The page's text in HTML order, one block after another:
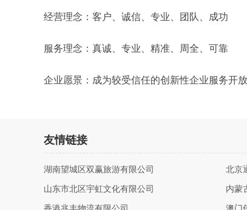
经营理念：客户、诚信、专业、团队、成功
服务理念：真诚、专业、精准、周全、可靠
企业愿景：成为较受信任的创新性企业服务开
友情链接
湖南望城区双赢旅游有限公司 北京
山东市北区宇虹文化有限公司 内蒙